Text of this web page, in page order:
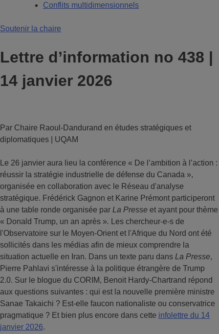
Conflits multidimensionnels
Soutenir la chaire
Lettre d’information no 438 |
14 janvier 2026
Par Chaire Raoul-Dandurand en études stratégiques et
diplomatiques | UQAM
Le 26 janvier aura lieu la conférence « De l’ambition à l’action :
réussir la stratégie industrielle de défense du Canada »,
organisée en collaboration avec le Réseau d'analyse
stratégique. Frédérick Gagnon et Karine Prémont participeront
à une table ronde organisée par La Presse et ayant pour thème
« Donald Trump, un an après ». Les chercheur-e-s de
l'Observatoire sur le Moyen-Orient et l'Afrique du Nord ont été
sollicités dans les médias afin de mieux comprendre la
situation actuelle en Iran. Dans un texte paru dans La Presse,
Pierre Pahlavi s'intéresse à la politique étrangère de Trump
2.0. Sur le blogue du CORIM, Benoit Hardy-Chartrand répond
aux questions suivantes : qui est la nouvelle première ministre
Sanae Takaichi ? Est-elle faucon nationaliste ou conservatrice
pragmatique ? Et bien plus encore dans cette infolettre du 14
janvier 2026.